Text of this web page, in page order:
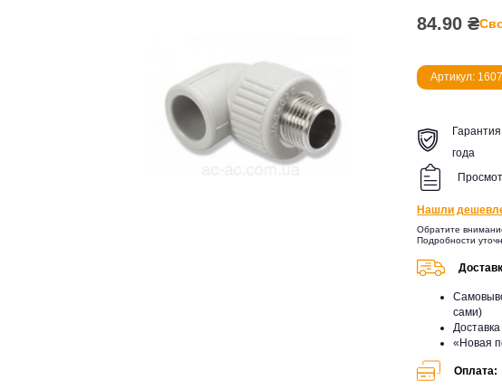
84.90 ₴
Артикул:
года
Нашли
Обратите
Подробности
сами)
«Новая
Оплата: